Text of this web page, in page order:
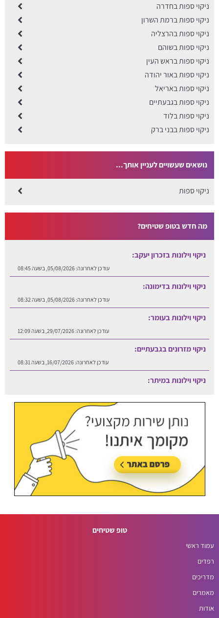
ניקוי ספות בחדרה
ניקוי ספות ברמת השרון
ניקוי ספות בהרצליה
ניקוי ספות בשוהם
ניקוי ספות בראש העין
ניקוי ספות באור יהודה
ניקוי ספות באריאל
ניקוי ספות בגבעתיים
ניקוי ספות בלוד
ניקוי ספות בבני ברק
נושאים שעשויים לעניין אותך...
ניקוי ספות
מה חדש בטופ שטיחים?
ניקוי וילונות בזכרון יעקב:
עודכן לאחרונה: 05/08/2026, בשעה 08:45
ניקוי וילונות בדימונה:
עודכן לאחרונה: 05/08/2026, בשעה 08:32
ניקוי וילונות בעומר:
עודכן לאחרונה: 29/07/2026, בשעה 12:09
ניקוי מזרונים בגבעתיים:
עודכן לאחרונה: 16/07/2026, בשעה 08:31
ניקוי וילונות במיתר:
טופ שטיחים
עמוד ראשי
רפדים
מדריכים
מאמרים
אודות